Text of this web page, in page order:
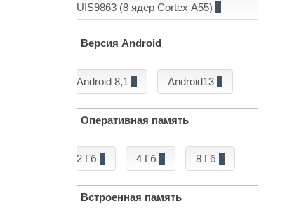
UIS9863 (8 ядер Cortex А55)
Версия Android
Android 8,1 1 Android13 7
Оперативная память
2 Гб 4 Гб 4 8 Гб
Встроенная память